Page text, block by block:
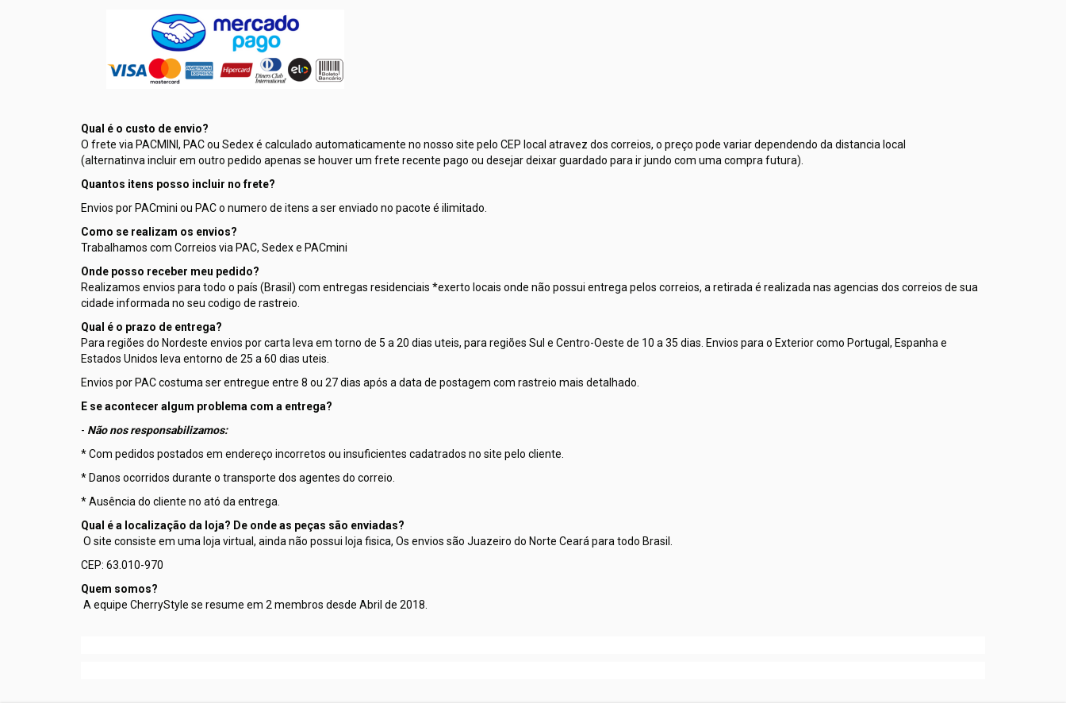
Qual é o custo de envio?
O frete via PACMINI, PAC ou Sedex é calculado automaticamente no nosso site pelo CEP local atravez dos correios, o preço pode variar dependendo da distancia local
(alternatinva incluir em outro pedido apenas se houver um frete recente pago ou desejar deixar guardado para ir jundo com uma compra futura).
Quantos itens posso incluir no frete?
Envios por PACmini ou PAC o numero de itens a ser enviado no pacote é ilimitado.
Como se realizam os envios?
Trabalhamos com Correios via PAC, Sedex e PACmini
Onde posso receber meu pedido?
Realizamos envios para todo o país (Brasil) com entregas residenciais *exerto locais onde não possui entrega pelos correios, a retirada é realizada nas agencias dos correios de sua
cidade informada no seu codigo de rastreio.
Qual é o prazo de entrega?
Para regiões do Nordeste envios por carta leva em torno de 5 a 20 dias uteis, para regiões Sul e Centro-Oeste de 10 a 35 dias. Envios para o Exterior como Portugal, Espanha e
Estados Unidos leva entorno de 25 a 60 dias uteis.
Envios por PAC costuma ser entregue entre 8 ou 27 dias após a data de postagem com rastreio mais detalhado.
E se acontecer algum problema com a entrega?
- Não nos responsabilizamos:
* Com pedidos postados em endereço incorretos ou insuficientes cadatrados no site pelo cliente.
* Danos ocorridos durante o transporte dos agentes do correio.
* Ausência do cliente no ató da entrega.
Qual é a localização da loja? De onde as peças são enviadas?
O site consiste em uma loja virtual, ainda não possui loja fisica, Os envios são Juazeiro do Norte Ceará para todo Brasil.
CEP: 63.010-970
Quem somos?
A equipe CherryStyle se resume em 2 membros desde Abril de 2018.